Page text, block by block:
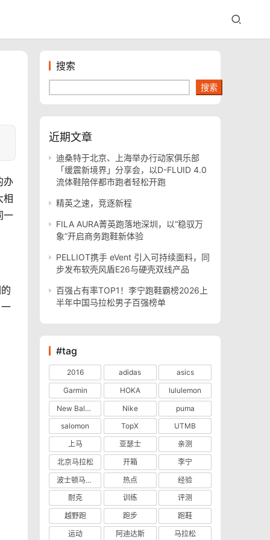
办
相
一
搜索
搜索
近期文章
迪桑特于北京、上海举办行动家俱乐部
「缓震新境界」分享会，以D-FLUID 4.0
流体鞋陪伴都市跑者轻松开跑
精英之速，竞逐新程
FILA AURA菁英跑落地深圳，以“稳驭万
象”开启商务跑鞋新体验
PELLIOT携手 eVent 引入可持续面料，同
步发布软壳风盾E26与硬壳双线产品
百强占有率TOP1！李宁跑鞋霸榜2026上
半年中国马拉松男子百强榜单
#tag
2016 adidas
asics
Garmin
HOKA
lululemon
New Balance
Nike
puma
salomon
TopX
UTMB
上马
亚瑟士
亲测
北京马拉松
开箱
李宁
波士顿马拉松
热点
经验
耐克
训练
评测
越野跑
跑步
跑鞋
运动
阿迪达斯 马拉松